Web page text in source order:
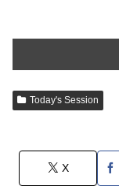
Today's Session
X